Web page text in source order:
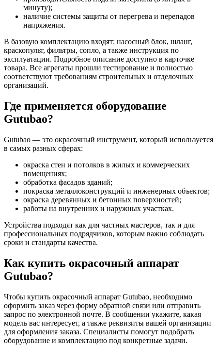
минуту);
наличие системы защиты от перегрева и перепадов
напряжения.
В базовую комплектацию входят: насосный блок, шланг,
краскопульт, фильтры, сопло, а также инструкция по
эксплуатации. Подробное описание доступно в карточке
товара. Все агрегаты прошли тестирование и полностью
соответствуют требованиям строительных и отделочных
организаций.
Где применяется оборудование
Gutubao?
Gutubao — это окрасочный инструмент, который используется
в самых разных сферах:
окраска стен и потолков в жилых и коммерческих
помещениях;
обработка фасадов зданий;
покраска металлоконструкций и инженерных объектов;
окраска деревянных и бетонных поверхностей;
работы на внутренних и наружных участках.
Устройства подходят как для частных мастеров, так и для
профессиональных подрядчиков, которым важно соблюдать
сроки и стандарты качества.
Как купить окрасочный аппарат
Gutubao?
Чтобы купить окрасочный аппарат Gutubao, необходимо
оформить заказ через форму обратной связи или отправить
запрос по электронной почте. В сообщении укажите, какая
модель вас интересует, а также реквизиты вашей организации
для оформления заказа. Специалисты помогут подобрать
оборудование и комплектацию под конкретные задачи.